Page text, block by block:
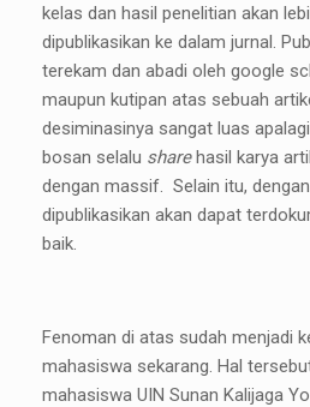
kelas dan hasil penelitian akan
dipublikasikan ke dalam jurnal.
terekam dan abadi oleh google
maupun kutipan atas sebuah
desiminasinya sangat luas
bosan selalu sharehasil karya
dengan massif. Selain itu,
dipublikasikan akan dapat
baik.
Fenoman di atas sudah menjadi
mahasiswa sekarang. Hal
mahasiswa UIN Sunan Kalijaga